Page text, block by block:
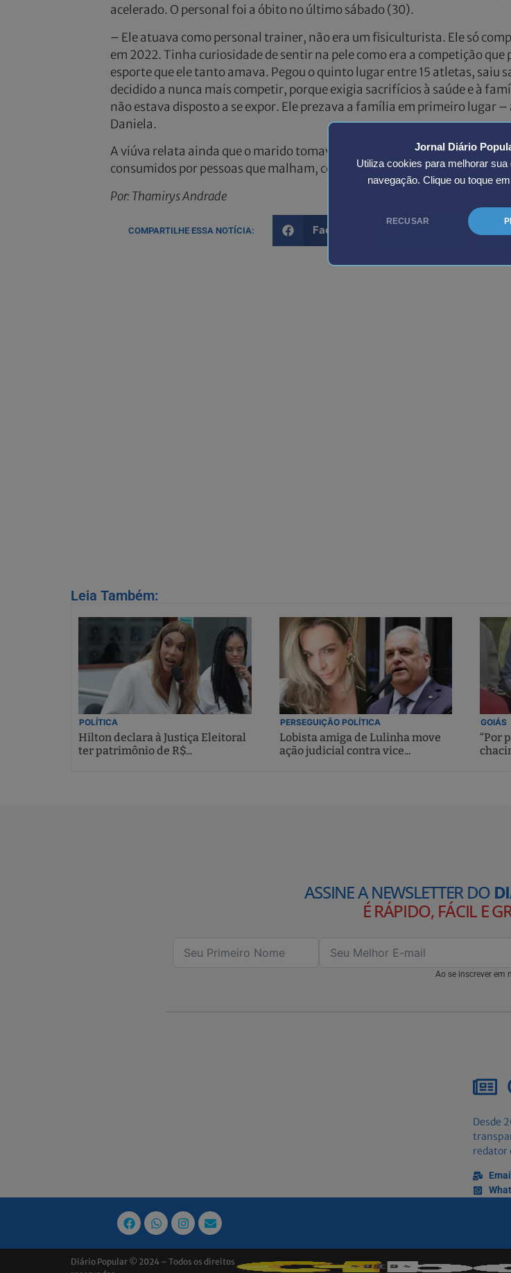
Jornal Diário
Utiliza cookies para melhorar sua
navegação. Clique ou toque em
RECUSAR
acelerado. O personal foi a óbito no último sábado (30).
– Ele atuava como personal trainer, não era um fisiculturista. Ele só
em 2022. Tinha curiosidade de sentir na pele como era a competição que
esporte que ele tanto amava. Pegou o quinto lugar entre 15 atletas, saiu
decidido a nunca mais competir, porque exigia sacrifícios à saúde e à
não estava disposto a se expor. Ele prezava a família em primeiro lugar –
Daniela.
A viúva relata ainda que o marido tomava suplementos que são
consumidos por pessoas que malham, como creatina, whey protein e
Por: Thamirys Andrade
COMPARTILHE ESSA NOTÍCIA: Facebook
Leia Também:
POLÍTICA
Hilton declara à Justiça Eleitoral
ter patrimônio de R$...
PERSEGUIÇÃO POLÍTICA
Lobista amiga de Lulinha move
ação judicial contra vice...
GOIÁS
“Por
ASSINE A NEWSLETTER DO
É RÁPIDO, FÁCIL E
Ao se inscrever em
Desde
redator
Email
Diário Popular © 2024 – Todos os direitos